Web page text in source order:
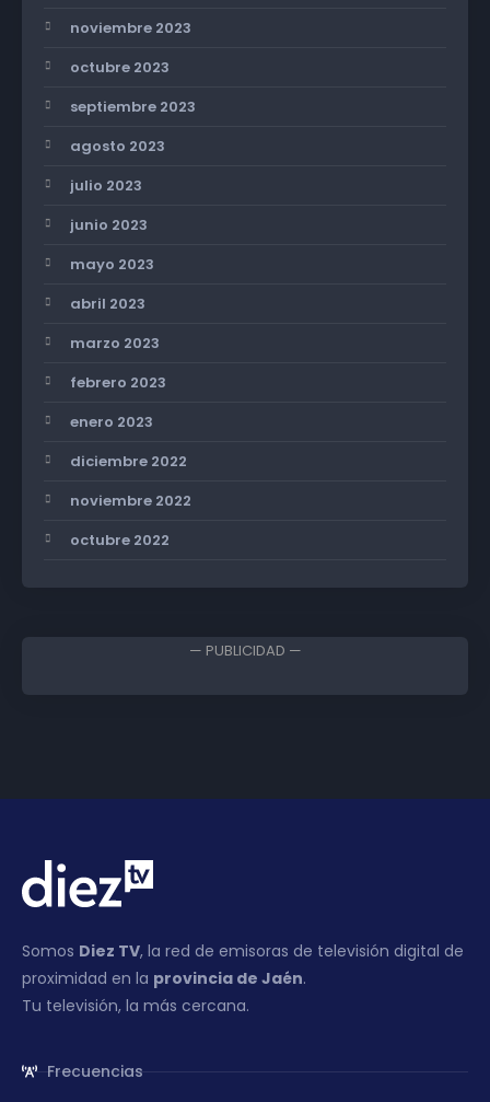
noviembre 2023
octubre 2023
septiembre 2023
agosto 2023
julio 2023
junio 2023
mayo 2023
abril 2023
marzo 2023
febrero 2023
enero 2023
diciembre 2022
noviembre 2022
octubre 2022
— PUBLICIDAD —
Somos Diez TV, la red de emisoras de televisión digital de
proximidad en la provincia de Jaén.
Tu televisión, la más cercana.
Frecuencias